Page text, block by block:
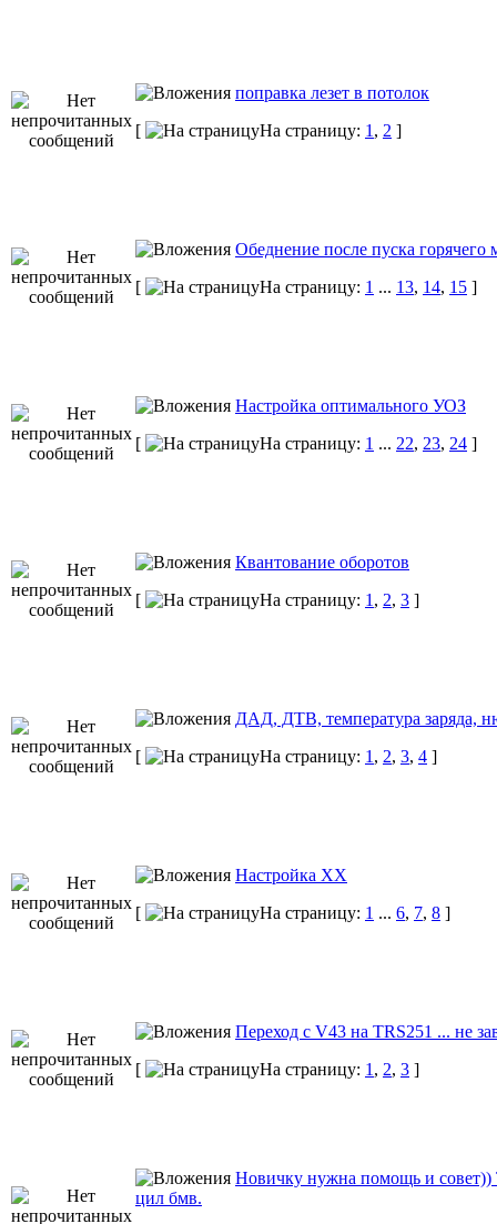
поправка лезет в потолок
[
На страницу: 1 , 2 ]
Обеднение после пуска горячего
[
На страницу: 1 ... 13, 14, 15 ]
Настройка оптимального УОЗ
[
На страницу: 1 ... 22, 23, 24 ]
Квантование оборотов
[
На страницу: 1 , 2, 3 ]
ДАД, ДТВ, температура заряда,
[
На страницу: 1 , 2, 3, 4 ]
Настройка ХХ
[
На страницу: 1 ... 6, 7, 8 ]
Переход с V43 на TRS251 ... не
[
На страницу: 1 , 2, 3 ]
Новичку нужна помощь и
цил бмв.